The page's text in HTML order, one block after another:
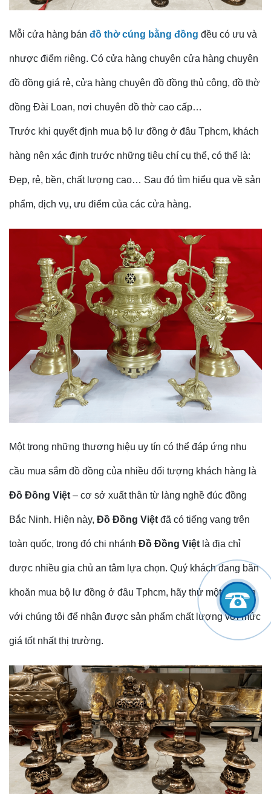
Mỗi cửa hàng bán đồ thờ cúng bằng đồng đều có ưu và
nhược điểm riêng. Có cửa hàng chuyên cửa hàng chuyên
đồ đồng giá rẻ, cửa hàng chuyên đồ đồng thủ công, đồ thờ
đồng Đài Loan, nơi chuyên đồ thờ cao cấp…
Trước khi quyết định mua bộ lư đồng ở đâu Tphcm, khách
hàng nên xác định trước những tiêu chí cụ thể, có thể là:
Đẹp, rẻ, bền, chất lượng cao… Sau đó tìm hiểu qua về sản
phẩm, dịch vụ, ưu điểm của các cửa hàng.
Một trong những thương hiệu uy tín có thể đáp ứng nhu
cầu mua sắm đồ đồng của nhiều đối tượng khách hàng là
Đồ Đồng Việt – cơ sở xuất thân từ làng nghề đúc đồng
Bắc Ninh. Hiện này, Đồ Đồng Việt đã có tiếng vang trên
toàn quốc, trong đó chi nhánh Đồ Đồng Việt là địa chỉ
được nhiều gia chủ an tâm lựa chọn. Quý khách đang băn
khoăn mua bộ lư đồng ở đâu Tphcm, hãy thử một lần đến
với chúng tôi để nhận được sản phẩm chất lượng với mức
giá tốt nhất thị trường.